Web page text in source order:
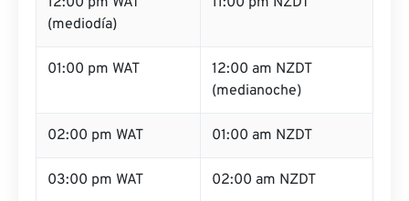
(mediodía)
01:00 pm WAT
12:00 am NZDT
(medianoche)
02:00 pm WAT 01:00 am NZDT
03:00 pm WAT 02:00 am NZDT